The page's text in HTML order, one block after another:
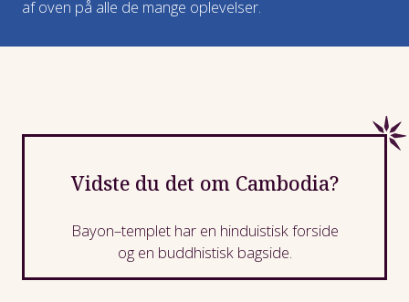
af oven på alle de mange oplevelser.
Vidste du det om Cambodia?
Bayon–templet har en hinduistisk forside
og en buddhistisk bagside.